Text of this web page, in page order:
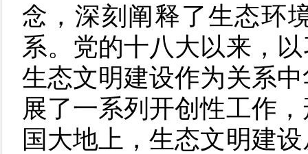
念，深刻阐释了生态环
系。党的十八大以来，
生态文明建设作为关系
展了一系列开创性工作
国大地上，生态文明建